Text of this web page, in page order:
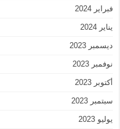
فبراير 2024
يناير 2024
ديسمبر 2023
نوفمبر 2023
أكتوبر 2023
سبتمبر 2023
يوليو 2023